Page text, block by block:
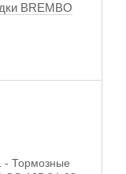
BREMBO